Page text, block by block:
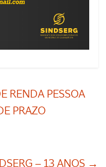
RENDA PESSOA
PRAZO
– 13 ANOS →